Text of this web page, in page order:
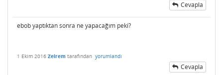
Cevapla
ebob yaptıktan sonra ne yapacağım peki?
1 Ekim 2016 Zelrem tarafından yorumlandı
Cevapla